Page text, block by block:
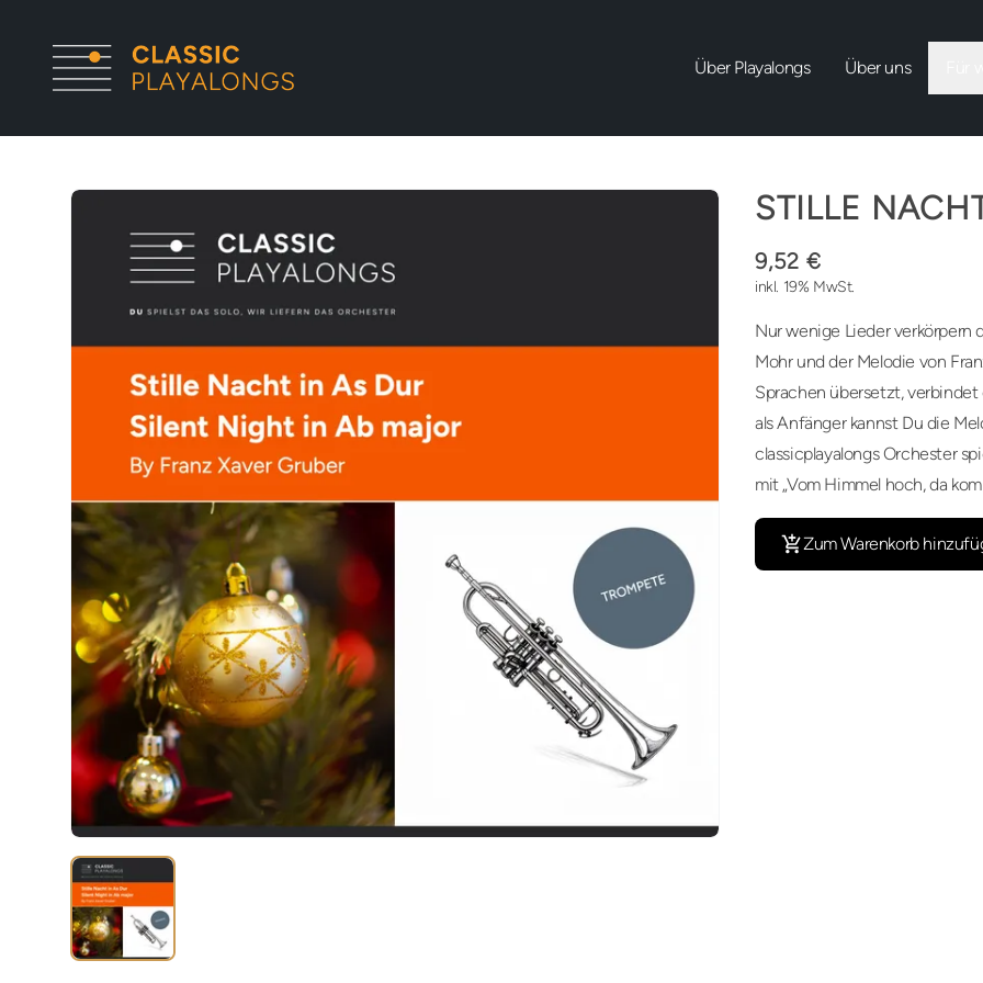
Über Playalongs Über uns
STILLE
9,52 €
inkl. 19% MwSt.
Nur wenige Lieder verkörpern
Mohr und der Melodie von
Sprachen übersetzt,
als Anfänger kannst Du die
classicplayalongs Orchester
mit „Vom Himmel hoch, da
Zum Warenkorb